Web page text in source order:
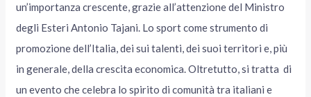
un’importanza crescente, grazie all’attenzione del Ministro
degli Esteri Antonio Tajani. Lo sport come strumento di
promozione dell’Italia, dei sui talenti, dei suoi territori e, più
in generale, della crescita economica. Oltretutto, si tratta di
un evento che celebra lo spirito di comunità tra italiani e